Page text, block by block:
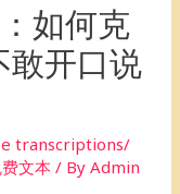
如何克
敢开口说
transcriptions/
文本 / ByAdmin